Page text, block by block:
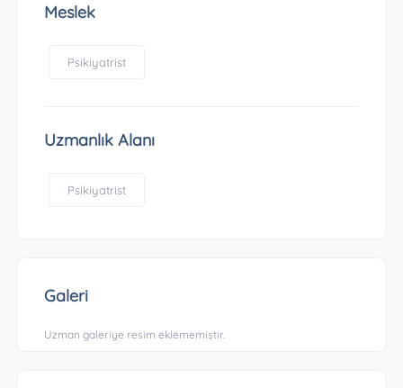
Meslek
Psikiyatrist
Uzmanlık Alanı
Psikiyatrist
Galeri
Uzman galeriye resim eklememiştir.